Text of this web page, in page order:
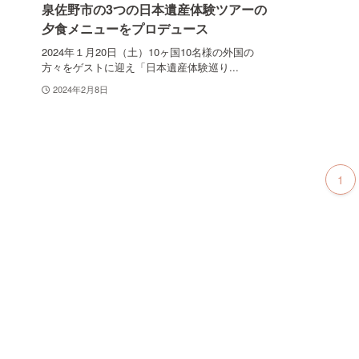
泉佐野市の3つの日本遺産体験ツアーの
夕食メニューをプロデュース
2024年１月20日（土）10ヶ国10名様の外国の
方々をゲストに迎え「日本遺産体験巡り...
2024年2月8日
1